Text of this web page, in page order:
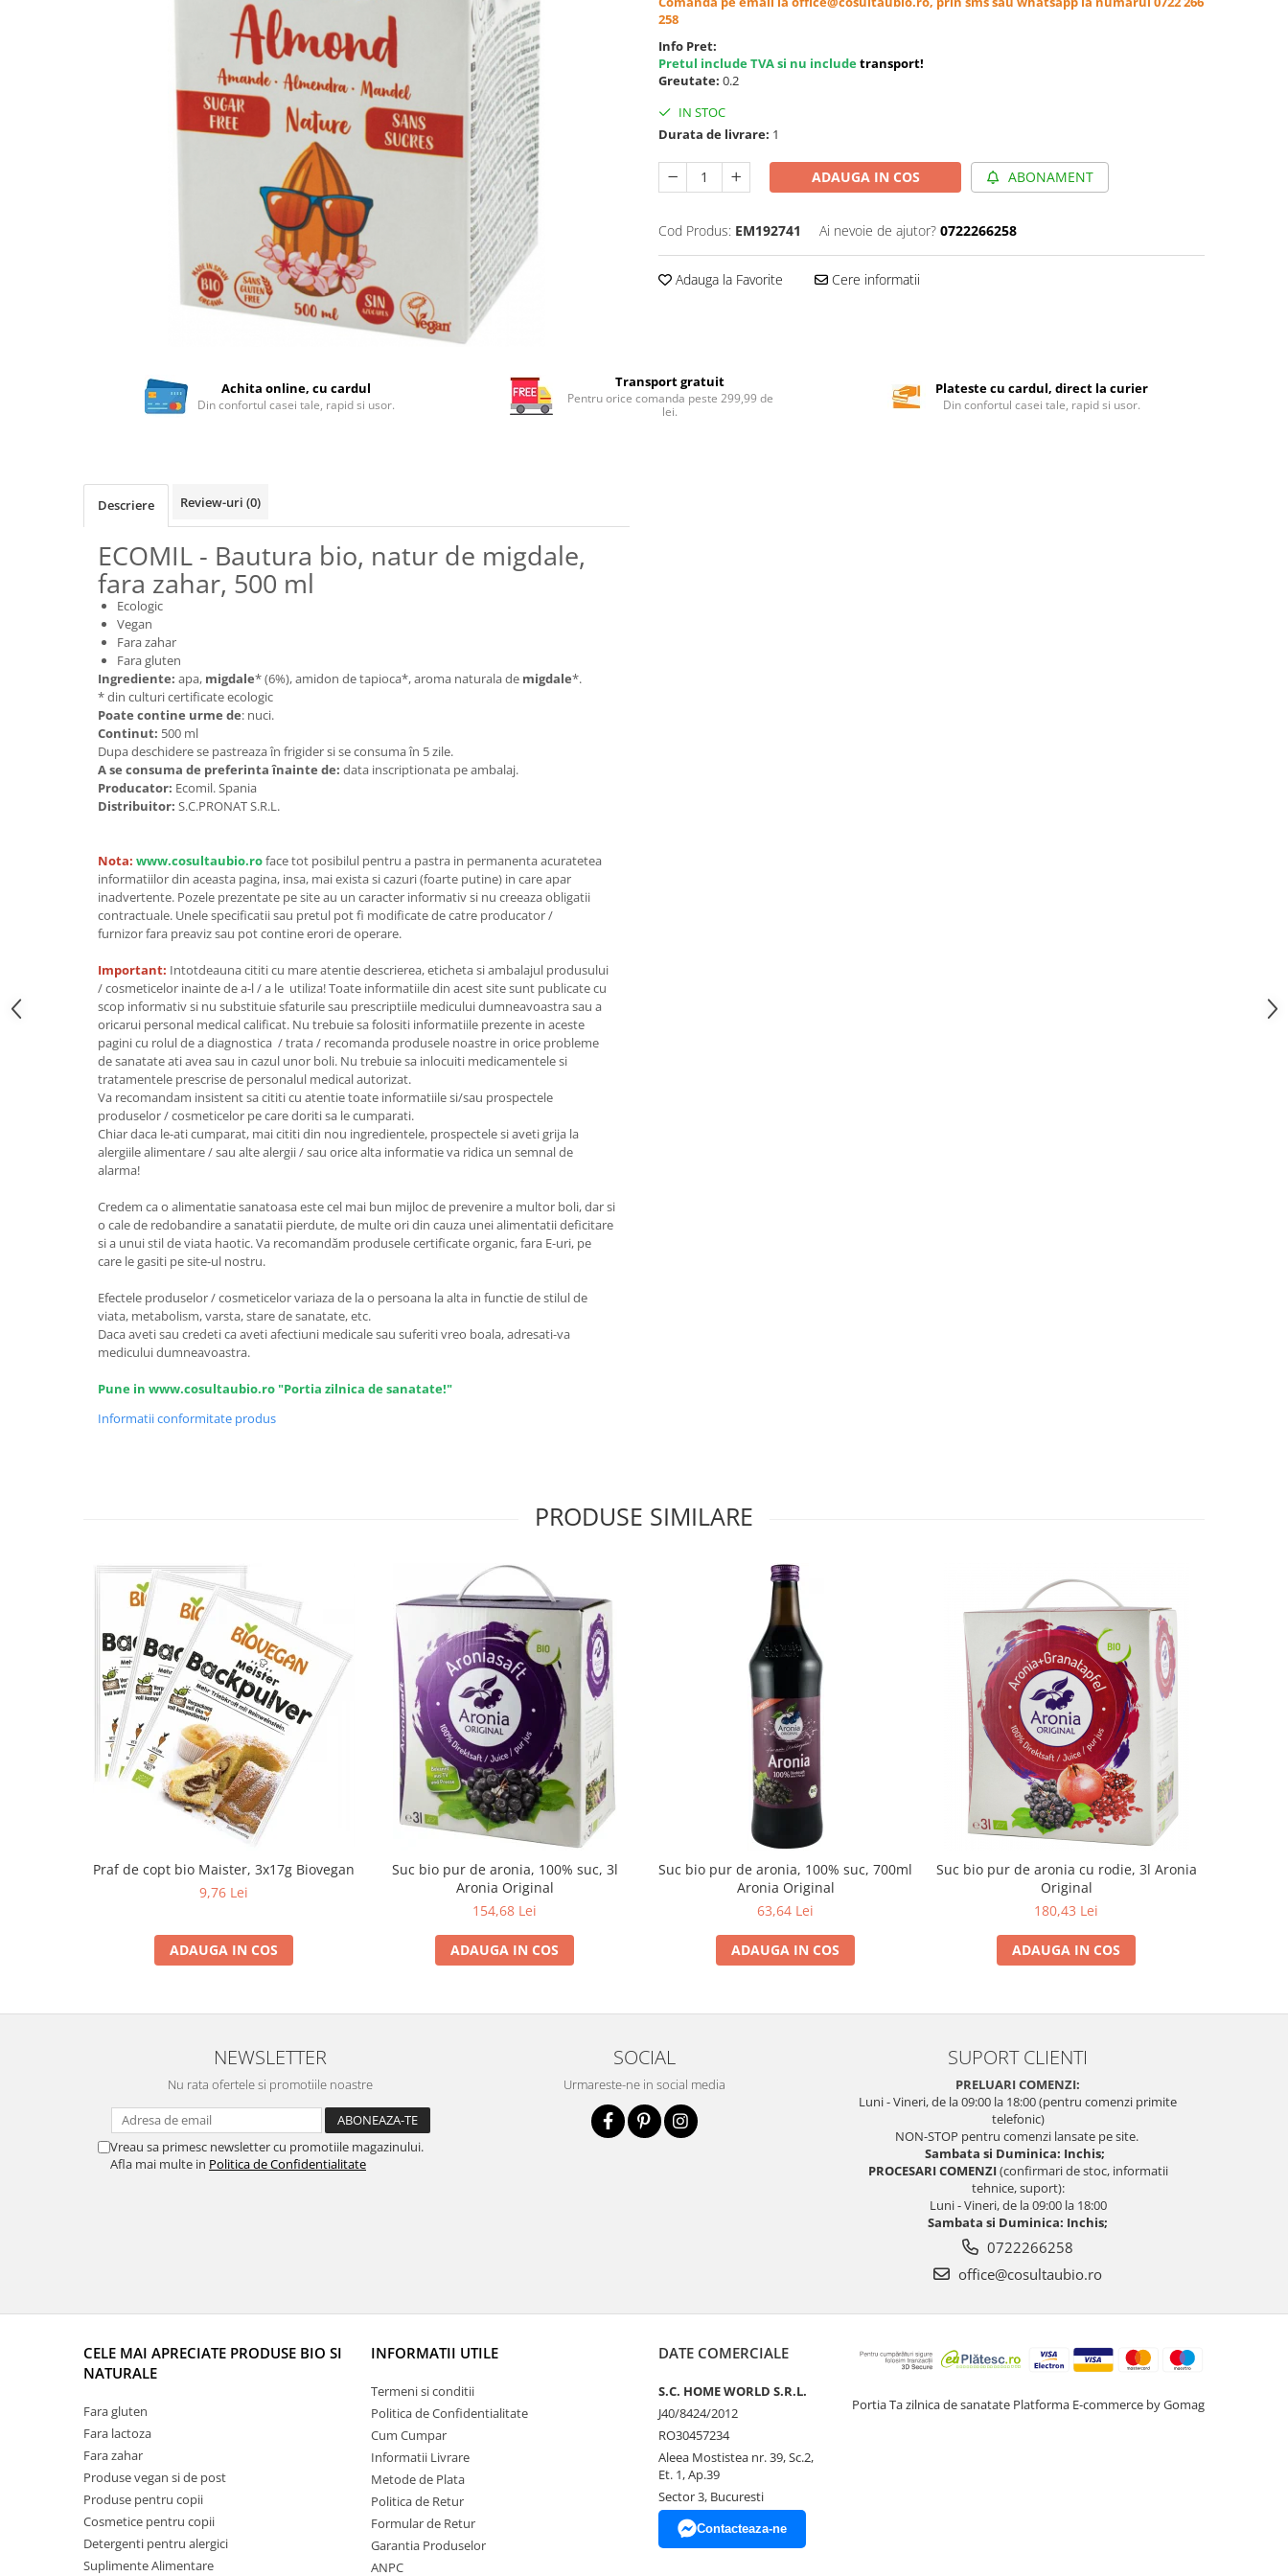
Seminte bio pentru germinat
Fructe si legume Bio
Bauturi vegetale
Produse din carne
Sosuri, Ketchup bio
Pudre si prafuri
Conserve, Pateuri, creme
Leguminoase si seminte
Fermenti si gelifianti
Produse din soia
Produse care inlocuiesc carnea
Unt, alternativa unt
Ciocolata
Dulceturi, gemuri, compoturi
Bomboane, Caramele si Jeleuri
Biscuiti si napolitane
Zahar si indulcitori
Guma de mestecat bio
Seminte, fructe uscate, samburi
Mixuri, condimente si mirodenii
Maioneza bio
258
Info Pret:
Pretul include TVA si nu includetransport!
Greutate: 0.2
IN STOC
Durata de livrare: 1
ADAUGA IN COS ABONAMENT
Cod Produs: EM192741 Ai nevoie de ajutor? 0722266258
Adauga la Favorite Cere informatii
Achita online, cu cardul
Din confortul casei tale, rapid si usor.
Transport gratuit
Pentru orice comanda peste 299,99 de
lei.
Plateste cu cardul, direct la curier
Din confortul casei tale, rapid si usor.
Descriere Review-uri (0)
ECOMIL - Bautura bio, natur de migdale,
fara zahar, 500 ml
Ecologic
Vegan
Fara zahar
Fara gluten
Ingrediente: apa, migdale* (6%), amidon de tapioca*, aroma naturala de migdale*.
* din culturi certificate ecologic
Poate contine urme de: nuci.
Continut: 500 ml
Dupa deschidere se pastreaza în frigider si se consuma în 5 zile.
A se consuma de preferinta înainte de: data inscriptionata pe ambalaj.
Producator: Ecomil. Spania
Distribuitor: S.C.PRONAT S.R.L.
Nota: www.cosultaubio.roface tot posibilul pentru a pastra in permanenta acuratetea
informatiilor din aceasta pagina, insa, mai exista si cazuri (foarte putine) in care apar
inadvertente. Pozele prezentate pe site au un caracter informativ si nu creeaza obligatii
contractuale. Unele specificatii sau pretul pot fi modificate de catre producator /
furnizor fara preaviz sau pot contine erori de operare.
Important: Intotdeauna cititi cu mare atentie descrierea, eticheta si ambalajul produsului
/ cosmeticelor inainte de a-l / a le utiliza! Toate informatiile din acest site sunt publicate cu
scop informativ si nu substituie sfaturile sau prescriptiile medicului dumneavoastra sau a
oricarui personal medical calificat. Nu trebuie sa folositi informatiile prezente in aceste
pagini cu rolul de a diagnostica / trata / recomanda produsele noastre in orice probleme
de sanatate ati avea sau in cazul unor boli. Nu trebuie sa inlocuiti medicamentele si
tratamentele prescrise de personalul medical autorizat.
Va recomandam insistent sa cititi cu atentie toate informatiile si/sau prospectele
produselor / cosmeticelor pe care doriti sa le cumparati.
Chiar daca le-ati cumparat, mai cititi din nou ingredientele, prospectele si aveti grija la
alergiile alimentare / sau alte alergii / sau orice alta informatie va ridica un semnal de
alarma!
Credem ca o alimentatie sanatoasa este cel mai bun mijloc de prevenire a multor boli, dar si
o cale de redobandire a sanatatii pierdute, de multe ori din cauza unei alimentatii deficitare
si a unui stil de viata haotic. Va recomandăm produsele certificate organic, fara E-uri, pe
care le gasiti pe site-ul nostru.
Efectele produselor / cosmeticelor variaza de la o persoana la alta in functie de stilul de
viata, metabolism, varsta, stare de sanatate, etc.
Daca aveti sau credeti ca aveti afectiuni medicale sau suferiti vreo boala, adresati-va
medicului dumneavoastra.
Pune in www.cosultaubio.ro "Portia zilnica de sanatate!"
Informatii conformitate produs
PRODUSE SIMILARE
Praf de copt bio Maister, 3x17g Biovegan
9,76 Lei
ADAUGA IN COS
Suc bio pur de aronia, 100% suc, 3l
Aronia Original
154,68 Lei
ADAUGA IN COS
Suc bio pur de aronia, 100% suc, 700ml
Aronia Original
63,64 Lei
ADAUGA IN COS
Suc bio pur de aronia cu rodie, 3l Aronia
Original
180,43 Lei
ADAUGA IN COS
NEWSLETTER
Nu rata ofertele si promotiile noastre
Vreau sa primesc newsletter cu promotiile magazinului.
Afla mai multe in Politica de Confidentialitate
SOCIAL
Urmareste-ne in social media
SUPORT CLIENTI
PRELUARI COMENZI:
Luni - Vineri, de la 09:00 la 18:00 (pentru comenzi primite
telefonic)
NON-STOP pentru comenzi lansate pe site.
Sambata si Duminica: Inchis;
PROCESARI COMENZI(confirmari de stoc, informatii
tehnice, suport):
Luni - Vineri, de la 09:00 la 18:00
Sambata si Duminica: Inchis;
0722266258
office@cosultaubio.ro
CELE MAI APRECIATE PRODUSE BIO SI
NATURALE
Fara gluten
Fara lactoza
Fara zahar
Produse vegan si de post
Produse pentru copii
Cosmetice pentru copii
Detergenti pentru alergici
Suplimente Alimentare
INFORMATII UTILE
Termeni si conditii
Politica de Confidentialitate
Cum Cumpar
Informatii Livrare
Metode de Plata
Politica de Retur
Formular de Retur
Garantia Produselor
ANPC
DATE COMERCIALE
S.C. HOME WORLD S.R.L.
J40/8424/2012
RO30457234
Aleea Mostistea nr. 39, Sc.2,
Et. 1, Ap.39
Sector 3, Bucuresti
Contacteaza-ne
Portia Ta zilnica de sanatate Platforma E-commerce by Gomag